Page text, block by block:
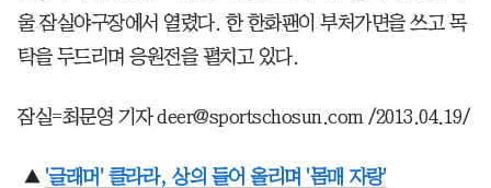
울 잠실야구장에서 열렸다. 한 한화팬이 부처가면을 쓰고 목
탁을 두드리며 응원전을 펼치고 있다.
잠실=최문영 기자 deer@sportschosun.com /2013.04.19/
▲ '글래머' 클라라, 상의 들어 올리며 '몸매 자랑'